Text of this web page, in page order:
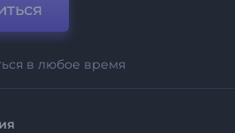
в любое время